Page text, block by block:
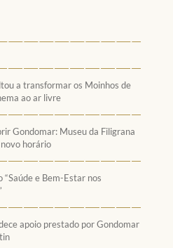
a transformar os Moinhos de
ao ar livre
Gondomar: Museu da Filigrana
horário
e Bem-Estar nos
apoio prestado por Gondomar